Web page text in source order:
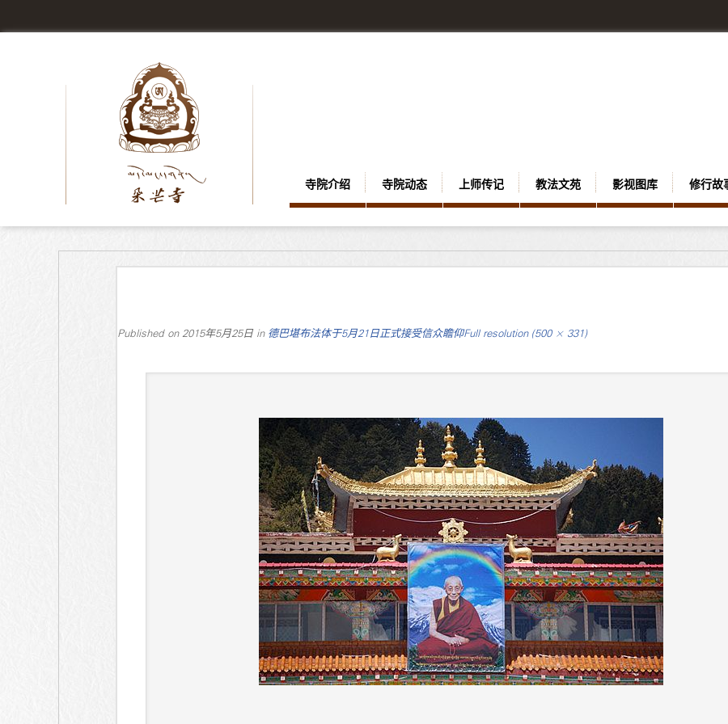
寺院介绍 寺院动态 上师传记 教法文苑 影视图库 修行故
Published on 2015年5月25日in 德巴堪布法体于5月21日正式接受信众瞻仰Full resolution (500 × 331)